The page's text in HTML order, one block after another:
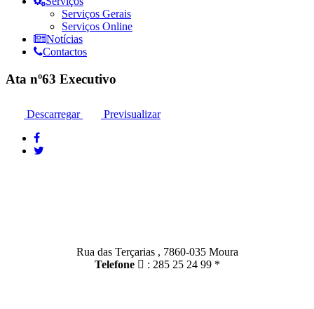
Serviços Gerais
Serviços Online
Notícias
Contactos
Ata nº63 Executivo
Descarregar Previsualizar
Rua das Terçarias , 7860-035 Moura
Telefone
: 285 25 24 99 *